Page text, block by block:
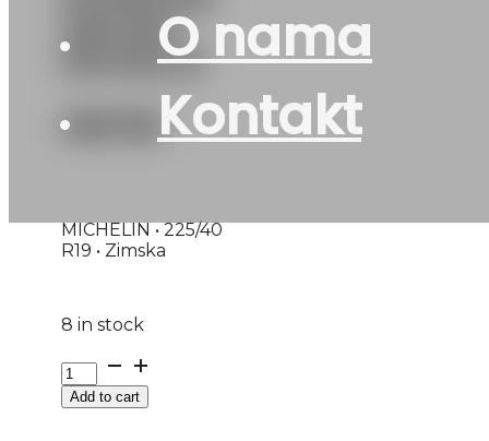
O nama
Kontakt
A29 93V
MICHELIN
458
MICHELIN • 225/40
R19 • Zimska
8 in stock
225/40R19
M+S
PILOT-
Add to cart